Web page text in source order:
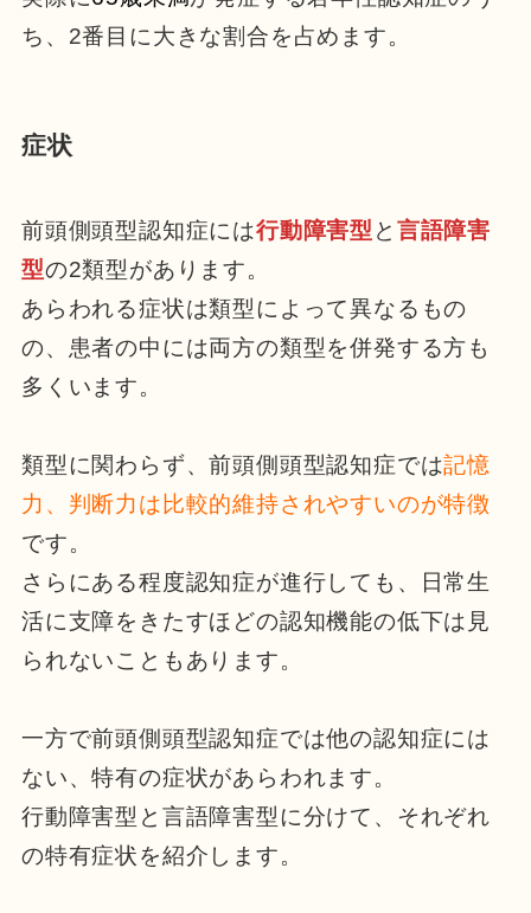
ち、2番目に大きな割合を占めます。
症状
前頭側頭型認知症には行動障害型 と 言語障害
型の2類型があります。
あらわれる症状は類型によって異なるもの
の、患者の中には両方の類型を併発する方も
多くいます。
類型に関わらず、前頭側頭型認知症では記憶
力、判断力は比較的維持されやすいのが特徴
です。
さらにある程度認知症が進行しても、日常生
活に支障をきたすほどの認知機能の低下は見
られないこともあります。
一方で前頭側頭型認知症では他の認知症には
ない、特有の症状があらわれます。
行動障害型と言語障害型に分けて、それぞれ
の特有症状を紹介します。